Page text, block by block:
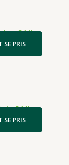
5 ML
SE PRIS
5 ML
SE PRIS